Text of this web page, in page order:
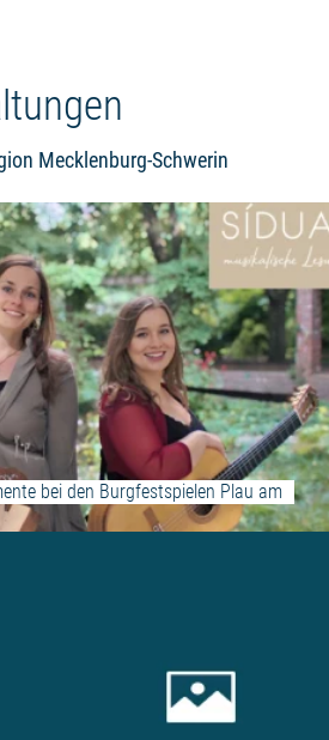
Mecklenburg-Schwerin
bei den Burgfestspielen Plau am